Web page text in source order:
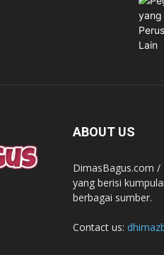
ABOUT US
DimasBagus.com /
yang berisi
berbagai sumber.
Contact us: